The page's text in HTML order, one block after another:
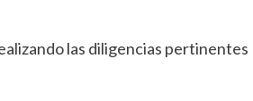
las diligencias pertinentes